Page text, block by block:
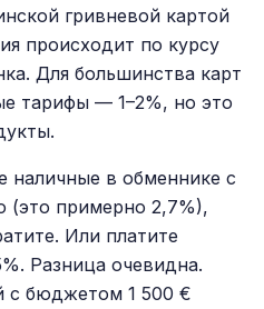
гривневой картой
происходит по курсу
Для большинства карт
тарифы — 1–2%, но это
наличные в обменнике с
(это примерно 2,7%),
Или платите
Разница очевидна.
с бюджетом 1 500 €